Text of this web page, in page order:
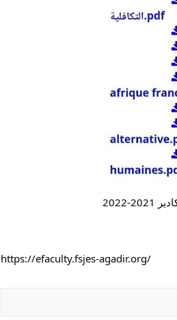
https://efaculty.fsjes-agadir.org/